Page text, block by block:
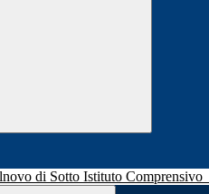
Istituto Comprensivo